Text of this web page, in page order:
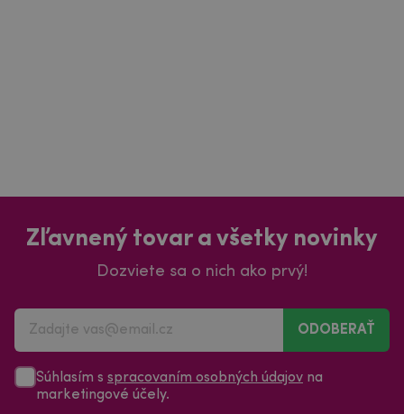
Zľavnený tovar a všetky novinky
Dozviete sa o nich ako prvý!
ODOBERAŤ
Súhlasím s spracovaním osobných údajov na
marketingové účely.